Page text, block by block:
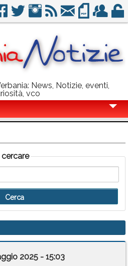
News, Notizie, eventi,
vco
2025 - 15:03